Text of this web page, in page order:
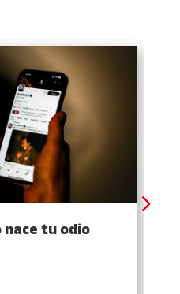
nace tu odio